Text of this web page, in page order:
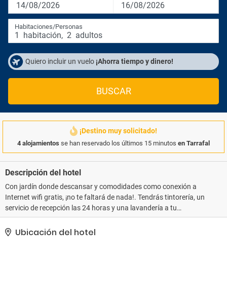
14/08/2026 16/08/2026
Habitaciones/Personas
1 habitación, 2 adultos
Quiero incluir un vuelo ¡Ahorra tiempo y dinero!
BUSCAR
¡Destino muy solicitado!
4 alojamientos se han reservado los últimos 15 minutos en Tarrafal
Descripción del hotel
Con jardín donde descansar y comodidades como conexión a
Internet wifi gratis, ¡no te faltará de nada!. Tendrás tintorería, un
servicio de recepción las 24 horas y una lavandería a tu
disposición. Hay un aparcamiento sin asistencia gratuito
disponible..
Ubicación del hotel